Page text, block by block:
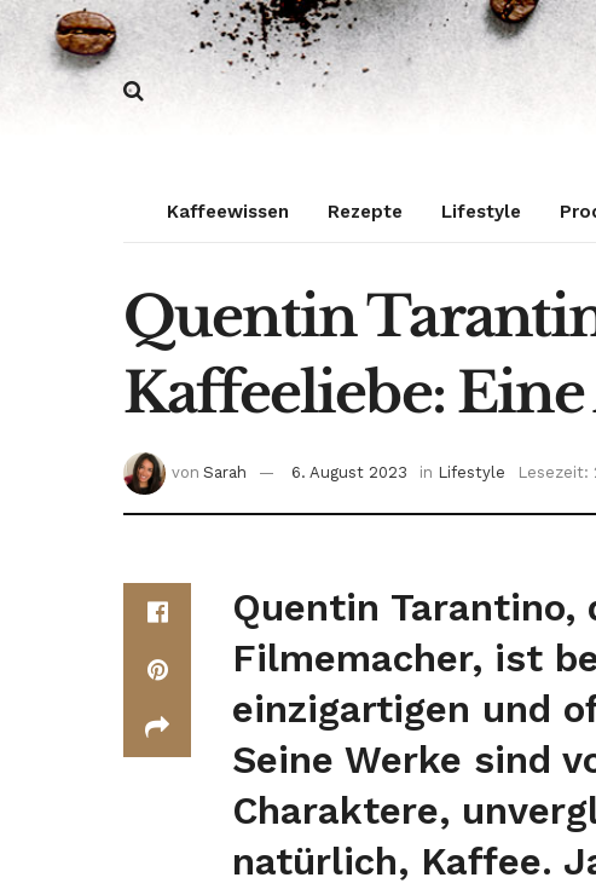
Kaffeewissen Rezepte Lifestyle
Quentin
Kaffeeliebe: Eine
von Sarah 6. August 2023 in Lifestyle Lesezeit:
Quentin Tarantino,
Filmemacher, ist
einzigartigen und
Seine Werke sind
Charaktere,
natürlich, Kaffee.